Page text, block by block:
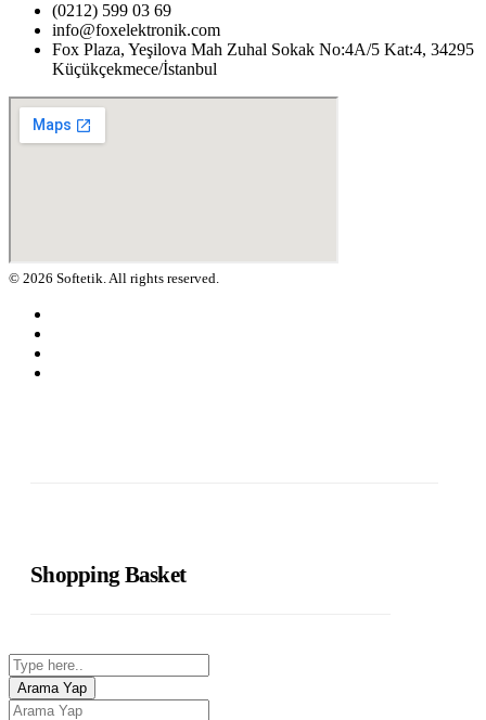
(0212) 599 03 69
info@foxelektronik.com
Fox Plaza, Yeşilova Mah Zuhal Sokak No:4A/5 Kat:4, 34295
Küçükçekmece/İstanbul
© 2026 Softetik. All rights reserved.
Shopping Basket